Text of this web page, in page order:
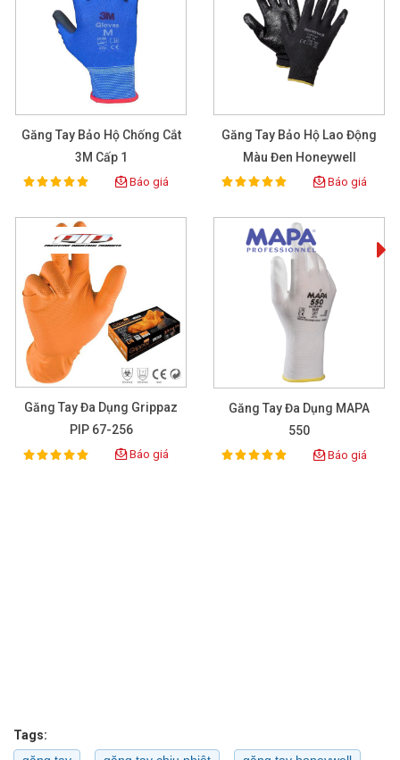
Găng Tay Bảo Hộ Chống Cắt
3M Cấp 1
Rating:
100% Báo giá
Găng Tay Bảo Hộ Lao Động
Màu Đen Honeywell
Rating:
100% Báo giá
Găng Tay Đa Dụng Grippaz
PIP 67-256
Rating:
100% Báo giá
Găng Tay Đa Dụng MAPA
550
Rating:
100% Báo giá
Tags: